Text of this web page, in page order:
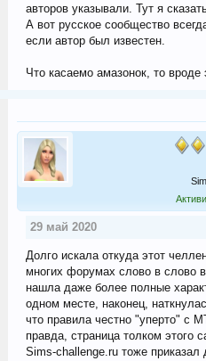
авторов указывали. Тут я
А вот русское сообщество
если автор был известен.
Что касаемо амазонок, то вроде
29 май 2020
Долго искала откуда этот
многих форумах слово в слово
нашла даже более полные
одном месте, наконец,
что правила честно "уперто" с
правда, страница толком этого
Sims-challenge.ru тоже